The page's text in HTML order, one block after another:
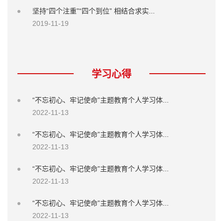
坚持“四个注重”“四个到位” 相结合求实...
2019-11-19
学习心得
“不忘初心、牢记使命”主题教育个人学习体...
2022-11-13
“不忘初心、牢记使命”主题教育个人学习体...
2022-11-13
“不忘初心、牢记使命”主题教育个人学习体...
2022-11-13
“不忘初心、牢记使命”主题教育个人学习体...
2022-11-13